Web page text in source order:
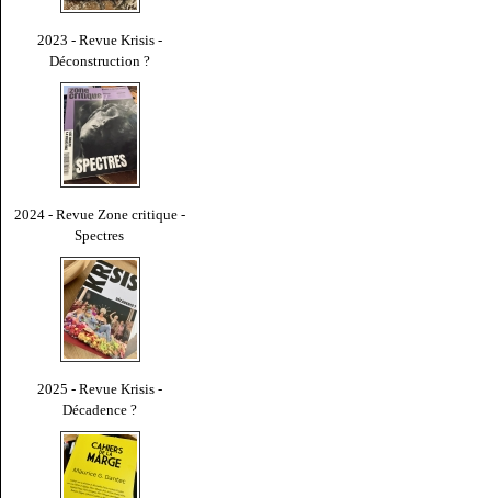
2023 - Revue Krisis -
Déconstruction ?
2024 - Revue Zone critique -
Spectres
2025 - Revue Krisis -
Décadence ?